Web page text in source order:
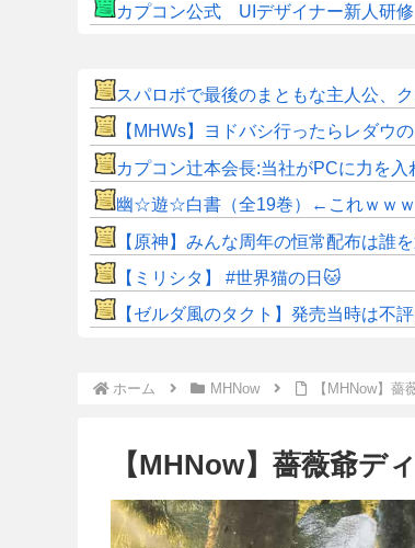
カプコン公式 UIデザイナー新人研修
スパロボで最後のまともな主人公、
【MHWs】ヨドバシ行ったらレダウ
カプコン辻本会長:当社がPCに力を
幽☆遊☆白書（全19巻）←これｗｗｗ
【原神】みんな周年の恒常配布は誰
【ミリシタ】 #世界猫の日🐱
【ゼルダ風のタクト】発売当時は不
ホーム MHNow 【MHNow】
【MHNow】薔薇爺デ